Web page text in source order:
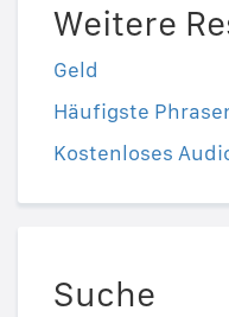
Weitere
Geld
Häufigste
Kostenloses
Suche